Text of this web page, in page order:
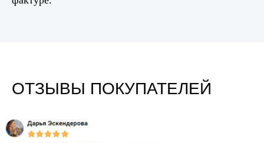
ОТЗЫВЫ ПОКУПАТЕЛЕЙ